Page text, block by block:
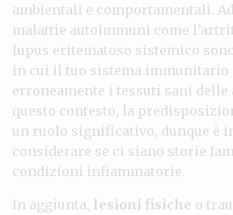
ambientali e comportamentali.
malattie autoimmuni come
lupus eritematoso sistemico
in cui il tuo sistema immunitario
erroneamente i tessuti sani
questo contesto, la
un ruolo significativo, dunque è
considerare se ci siano storie
condizioni infiammatorie.
In aggiunta, lesioni fisiche o